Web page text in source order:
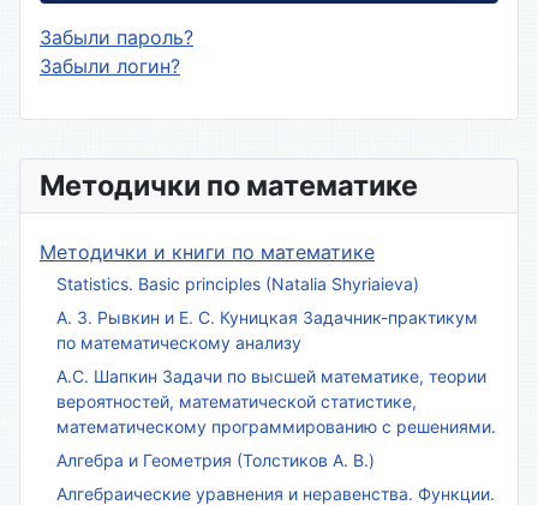
Методички по математике
Методички и книги по математике
Statistics. Basic principles (Natalia Shyriaieva)
А. З. Рывкин и Е. С. Куницкая Задачник-практикум
по математическому анализу
А.С. Шапкин Задачи по высшей математике, теории
вероятностей, математической статистике,
математическому программированию с решениями.
Алгебра и Геометрия (Толстиков А. В.)
Алгебраические уравнения и неравенства. Функции.
Забыли пароль?
Забыли логин?